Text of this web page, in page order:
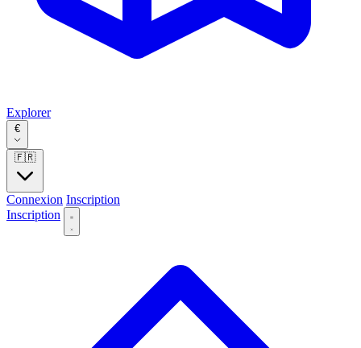
Explorer
€
🇫🇷
Connexion Inscription
Inscription